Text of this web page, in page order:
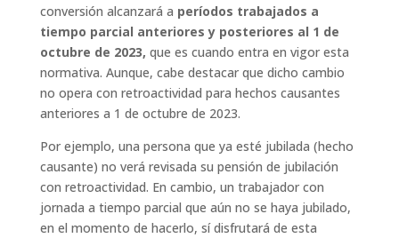
conversión alcanzará a períodos trabajados a
tiempo parcial anteriores y posteriores al 1 de
octubre de 2023, que es cuando entra en vigor esta
normativa. Aunque, cabe destacar que dicho cambio
no opera con retroactividad para hechos causantes
anteriores a 1 de octubre de 2023.
Por ejemplo, una persona que ya esté jubilada (hecho
causante) no verá revisada su pensión de jubilación
con retroactividad. En cambio, un trabajador con
jornada a tiempo parcial que aún no se haya jubilado,
en el momento de hacerlo, sí disfrutará de esta